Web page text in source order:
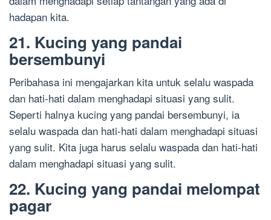
hadapan kita.
21. Kucing yang pandai
bersembunyi
Peribahasa ini mengajarkan kita untuk selalu waspada
dan hati-hati dalam menghadapi situasi yang sulit.
Seperti halnya kucing yang pandai bersembunyi, ia
selalu waspada dan hati-hati dalam menghadapi situasi
yang sulit. Kita juga harus selalu waspada dan hati-hati
dalam menghadapi situasi yang sulit.
22. Kucing yang pandai melompat
pagar